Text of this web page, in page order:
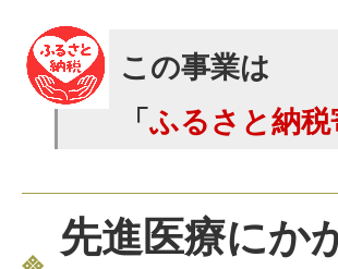
この事業は
「ふるさと納税
先進医療にか